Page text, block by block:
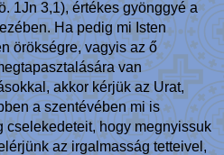
1Jn 3,1), értékes gyönggyé a
Ha pedig mi Isten
örökségre, vagyis az ő
van
akkor kérjük az Urat,
a szentévében mi is
cselekedeteit, hogy megnyissuk
az irgalmasság tetteivel,